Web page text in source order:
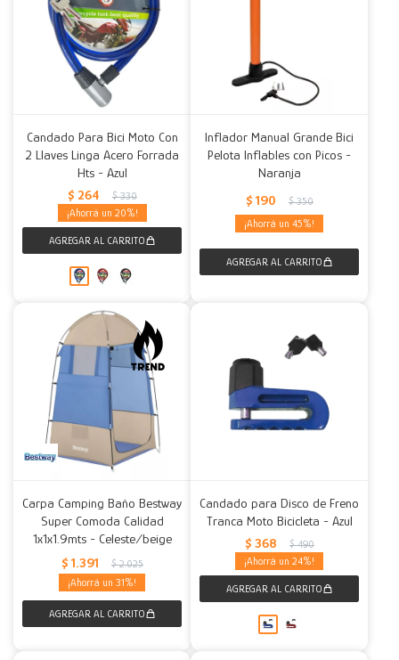
Candado Para Bici Moto Con
2 Llaves Linga Acero Forrada
Hts - Azul
$ 264 $ 330
20
Inflador Manual Grande Bici
Pelota Inflables con Picos -
Naranja
$ 190 $ 350
45
Carpa Camping Baño Bestway
Super Comoda Calidad
1x1x1.9mts - Celeste/beige
$ 1.391 $ 2.025
31
Candado para Disco de Freno
Tranca Moto Bicicleta - Azul
$ 368 $ 490
24